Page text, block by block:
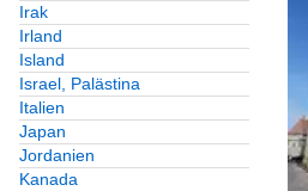
Irak
Irland
Island
Israel, Palästina
Italien
Japan
Jordanien
Kanada